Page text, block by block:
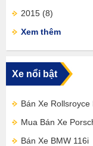
2015 (8)
Xem thêm
Xe nổi bật
Bán Xe Rollsroyce
Mua Bán Xe
Bán Xe BMW 116i